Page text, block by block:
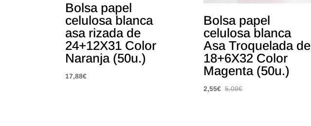
Bolsa papel
celulosa blanca
asa rizada de
24+12X31 Color
Naranja (50u.)
17,88€
Bolsa papel
celulosa blanca
Asa Troquelada de
18+6X32 Color
Magenta (50u.)
2,55€ 5,09€